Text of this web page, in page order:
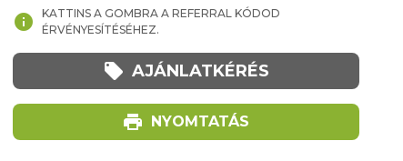
info
KATTINS A GOMBRA A REFERRAL KÓDOD
ÉRVÉNYESÍTÉSÉHEZ.
local_offer AJÁNLATKÉRÉS
print NYOMTATÁS